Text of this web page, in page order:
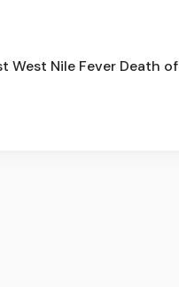
West Nile Fever Death of